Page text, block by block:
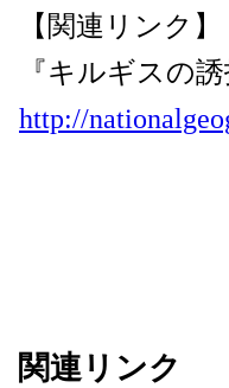
【関連リンク】
『キルギスの誘
http://
関連リンク